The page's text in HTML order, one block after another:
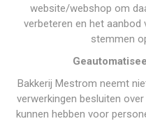
website/webshop om
verbeteren en het
stemmen
Bakkerij Mestrom neemt
verwerkingen besluiten
kunnen hebben voor